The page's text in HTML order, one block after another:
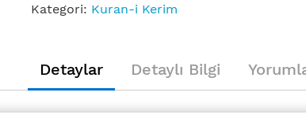
Kategori: Kuran-i Kerim
Detaylar Detaylı Bilgi